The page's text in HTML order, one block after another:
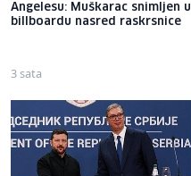
Angelesu: Muškarac snimljen u
billboardu nasred raskrsnice
3 sata